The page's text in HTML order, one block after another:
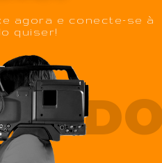
agora e conecte-se à
quiser!